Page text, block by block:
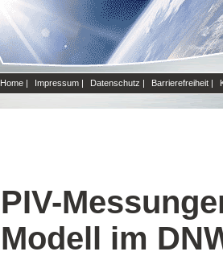
Home | Impressum | Datenschutz | Barrierefreiheit |
PIV-
Modell im